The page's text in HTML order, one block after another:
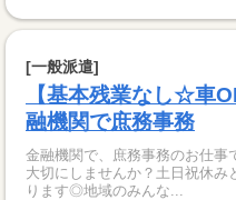
[一般派遣]
【基本残業なし☆車
融機関で庶務事務
金融機関で、庶務事務のお仕事
大切にしませんか？土日祝休み
ります◎地域のみんな...